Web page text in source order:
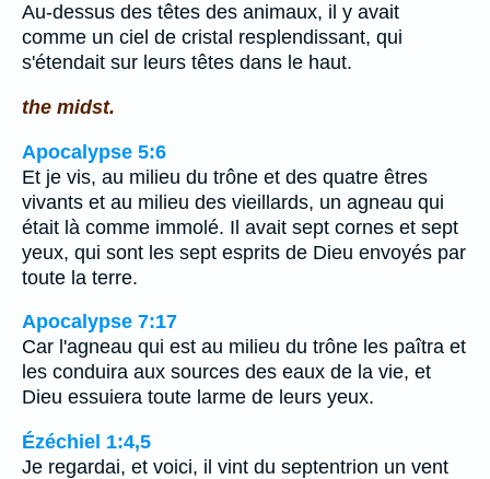
Au-dessus des têtes des animaux, il y avait
comme un ciel de cristal resplendissant, qui
s'étendait sur leurs têtes dans le haut.
the midst.
Apocalypse 5:6
Et je vis, au milieu du trône et des quatre êtres
vivants et au milieu des vieillards, un agneau qui
était là comme immolé. Il avait sept cornes et sept
yeux, qui sont les sept esprits de Dieu envoyés par
toute la terre.
Apocalypse 7:17
Car l'agneau qui est au milieu du trône les paîtra et
les conduira aux sources des eaux de la vie, et
Dieu essuiera toute larme de leurs yeux.
Ézéchiel 1:4,5
Je regardai, et voici, il vint du septentrion un vent